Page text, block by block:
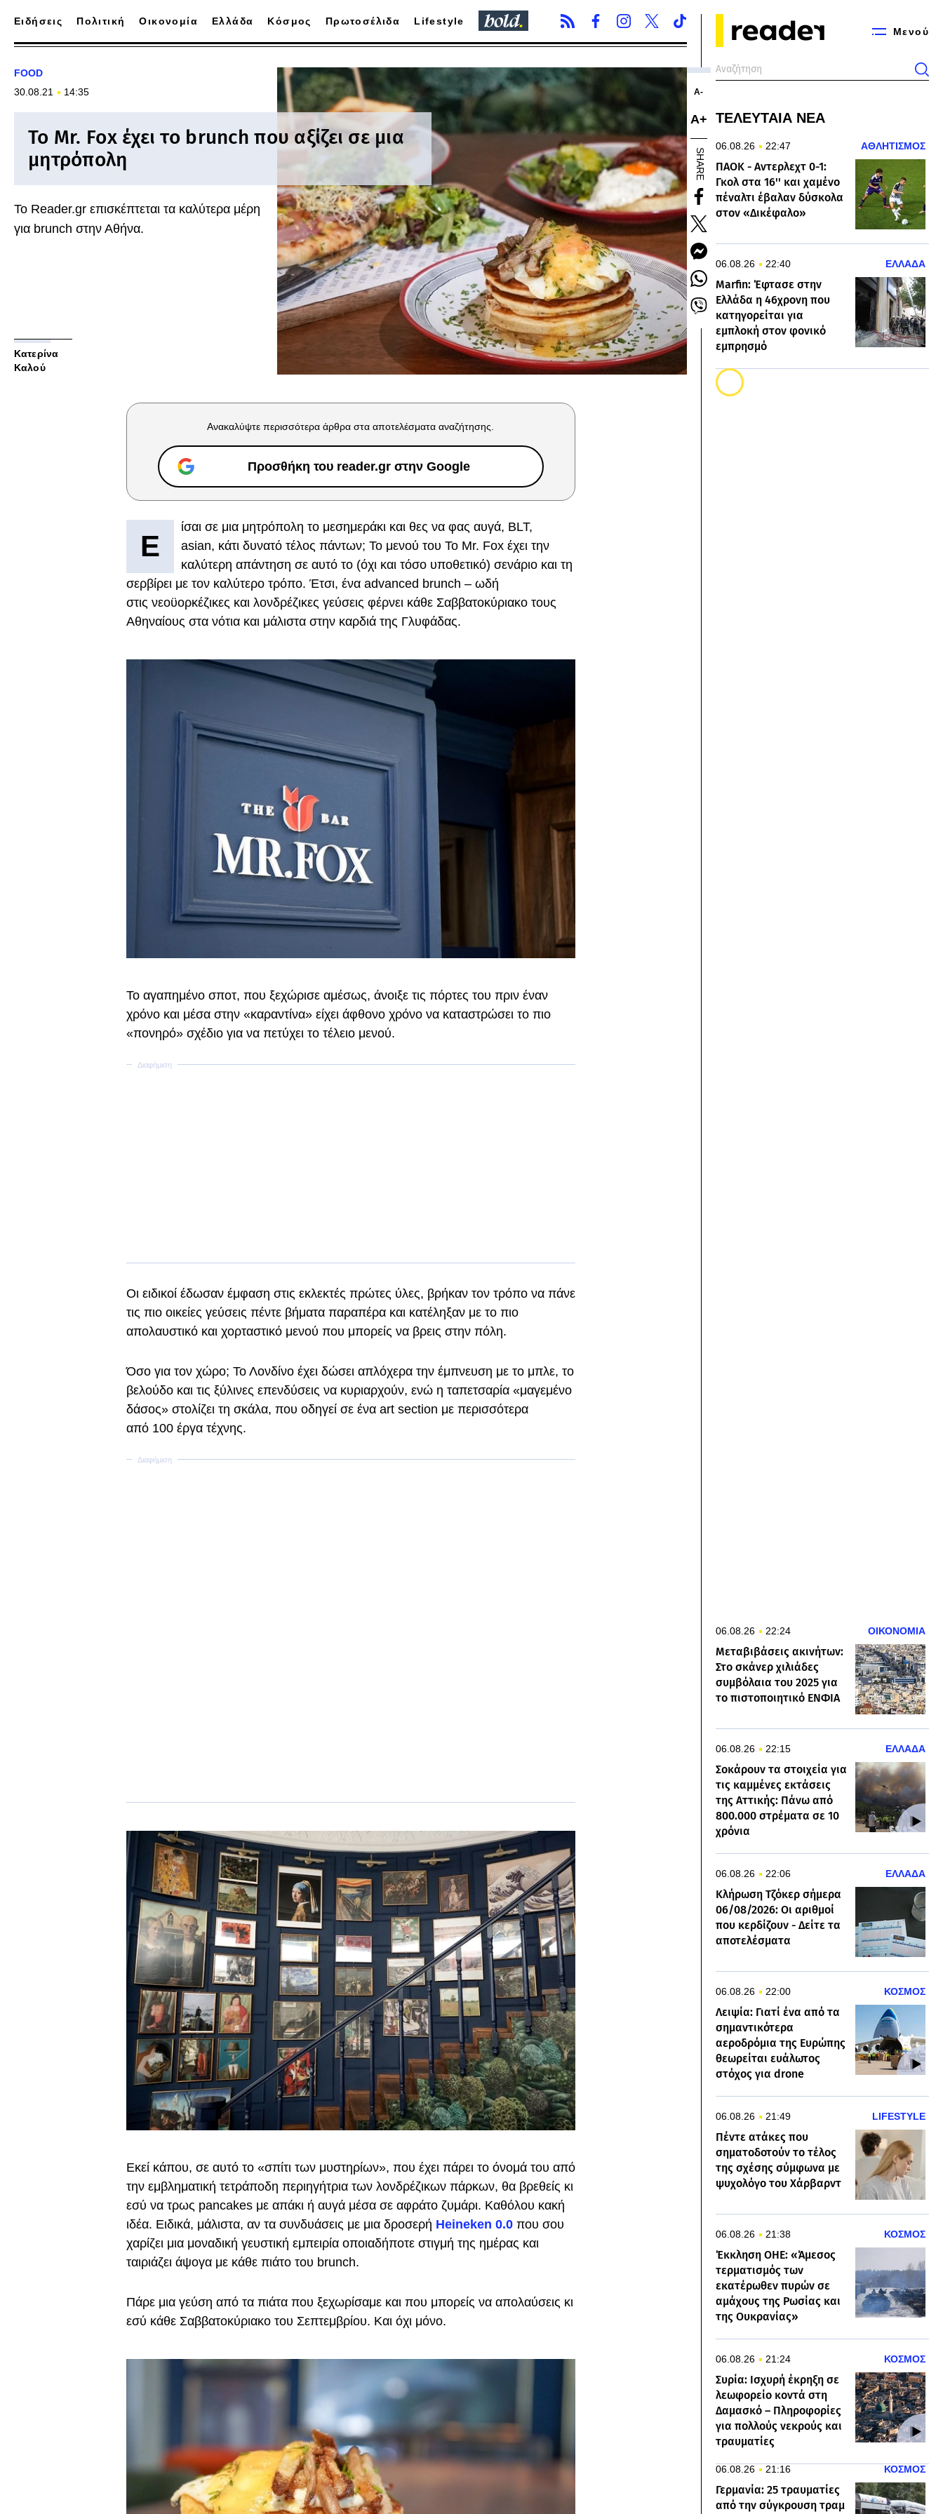
Μενού
Ειδήσεις Πολιτική Οικονομία Ελλάδα Κόσμος Πρωτοσέλιδα Lifestyle
FOOD
30.08.21
14:35
Το Mr. Fox έχει το brunch που αξίζει σε μια
μητρόπολη
Το Reader.gr επισκέπτεται τα καλύτερα μέρη
για brunch στην Αθήνα.
Κατερίνα
Καλού
Α-
Α+
SHARE
Ανακαλύψτε περισσότερα άρθρα στα αποτελέσματα αναζήτησης.
Προσθήκη του reader.gr στην Google
Ε
ίσαι σε μια μητρόπολη το μεσημεράκι και θες να φας αυγά, BLT,
asian, κάτι δυνατό τέλος πάντων; Το μενού του Το Mr. Fox έχει την
καλύτερη απάντηση σε αυτό το (όχι και τόσο υποθετικό) σενάριο και τη
σερβίρει με τον καλύτερο τρόπο. Έτσι, ένα advanced brunch – ωδή
στις νεοϋορκέζικες και λονδρέζικες γεύσεις φέρνει κάθε Σαββατοκύριακο τους
Αθηναίους στα νότια και μάλιστα στην καρδιά της Γλυφάδας.
Το αγαπημένο σποτ, που ξεχώρισε αμέσως, άνοιξε τις πόρτες του πριν έναν
χρόνο και μέσα στην «καραντίνα» είχει άφθονο χρόνο να καταστρώσει το πιο
«πονηρό» σχέδιο για να πετύχει το τέλειο μενού.
Οι ειδικοί έδωσαν έμφαση στις εκλεκτές πρώτες ύλες, βρήκαν τον τρόπο να πάνε
τις πιο οικείες γεύσεις πέντε βήματα παραπέρα και κατέληξαν με το πιο
απολαυστικό και χορταστικό μενού που μπορείς να βρεις στην πόλη.
Όσο για τον χώρο; Το Λονδίνο έχει δώσει απλόχερα την έμπνευση με το μπλε, το
βελούδο και τις ξύλινες επενδύσεις να κυριαρχούν, ενώ η ταπετσαρία «μαγεμένο
δάσος» στολίζει τη σκάλα, που οδηγεί σε ένα art section με περισσότερα
από 100 έργα τέχνης.
Εκεί κάπου, σε αυτό το «σπίτι των μυστηρίων», που έχει πάρει το όνομά του από
την εμβληματική τετράποδη περιηγήτρια των λoνδρέζικων πάρκων, θα βρεθείς κι
εσύ να τρως pancakes με απάκι ή αυγά μέσα σε αφράτο ζυμάρι. Καθόλου κακή
ιδέα. Eιδικά, μάλιστα, αν τα συνδυάσεις με μια δροσερή Heineken 0.0που σου
χαρίζει μια μοναδική γευστική εμπειρία οποιαδήποτε στιγμή της ημέρας και
ταιριάζει άψογα με κάθε πιάτο του brunch.
Πάρε μια γεύση από τα πιάτα που ξεχωρίσαμε και που μπορείς να απολαύσεις κι
εσύ κάθε Σαββατοκύριακο του Σεπτεμβρίου. Και όχι μόνο.
ΤΕΛΕΥΤΑΙΑ ΝΕΑ
06.08.26 22:47 ΑΘΛΗΤΙΣΜΟΣ
ΠΑΟΚ - Αντερλεχτ 0-1:
Γκολ στα 16'' και χαμένο
πέναλτι έβαλαν δύσκολα
στον «Δικέφαλο»
06.08.26 22:40 ΕΛΛΑΔΑ
Marfin: Έφτασε στην
Ελλάδα η 46χρονη που
κατηγορείται για
εμπλοκή στον φονικό
εμπρησμό
06.08.26 22:24 ΟΙΚΟΝΟΜΙΑ
Μεταβιβάσεις ακινήτων:
Στο σκάνερ χιλιάδες
συμβόλαια του 2025 για
το πιστοποιητικό ΕΝΦΙΑ
06.08.26 22:15 ΕΛΛΑΔΑ
Σοκάρουν τα στοιχεία για
τις καμμένες εκτάσεις
της Αττικής: Πάνω από
800.000 στρέματα σε 10
χρόνια
06.08.26 22:06 ΕΛΛΑΔΑ
Κλήρωση Τζόκερ σήμερα
06/08/2026: Οι αριθμοί
που κερδίζουν - Δείτε τα
αποτελέσματα
06.08.26 22:00 ΚΟΣΜΟΣ
Λειψία: Γιατί ένα από τα
σημαντικότερα
αεροδρόμια της Ευρώπης
θεωρείται ευάλωτος
στόχος για drone
06.08.26 21:49 LIFESTYLE
Πέντε ατάκες που
σηματοδοτούν το τέλος
της σχέσης σύμφωνα με
ψυχολόγο του Χάρβαρντ
06.08.26 21:38 ΚΟΣΜΟΣ
Έκκληση ΟΗΕ: «Άμεσος
τερματισμός των
εκατέρωθεν πυρών σε
αμάχους της Ρωσίας και
της Ουκρανίας»
06.08.26 21:24 ΚΟΣΜΟΣ
Συρία: Ισχυρή έκρηξη σε
λεωφορείο κοντά στη
Δαμασκό – Πληροφορίες
για πολλούς νεκρούς και
τραυματίες
06.08.26 21:16 ΚΟΣΜΟΣ
Γερμανία: 25 τραυματίες
από την σύγκρουση τραμ